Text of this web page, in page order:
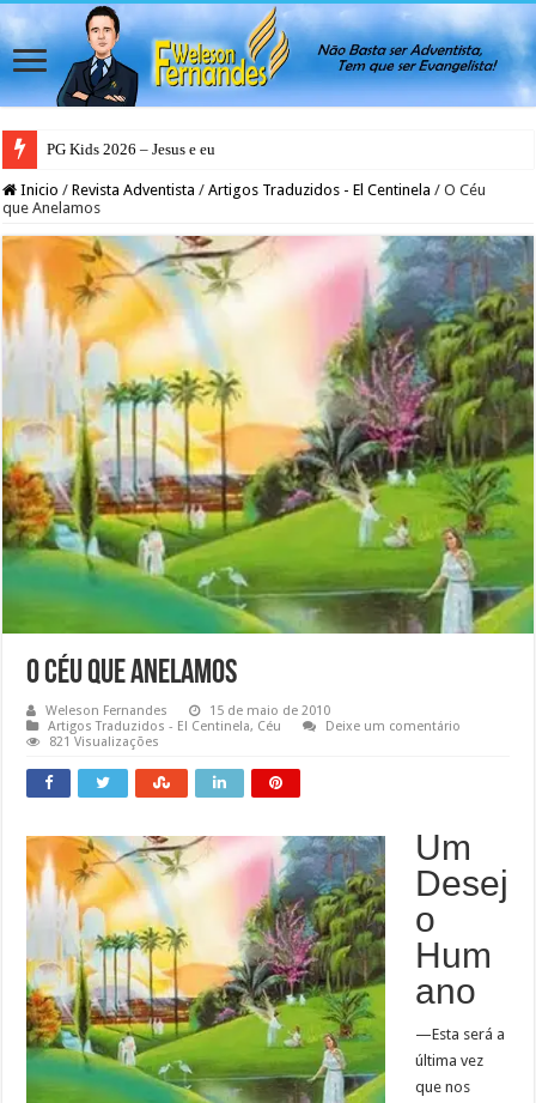
PG Kids 2026 – Jesus e eu
Inicio / Revista Adventista / Artigos Traduzidos - El Centinela / O Céu
que Anelamos
O Céu que Anelamos
Weleson Fernandes
15 de maio de 2010
Artigos Traduzidos - El Centinela, Céu
Deixe um comentário
821 Visualizações
Um
Desej
o
Hum
ano
—Esta será a
última vez
que nos